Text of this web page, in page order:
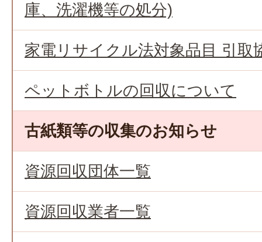
庫、洗濯機等の処分)
家電リサイクル法対象品目 引取
ペットボトルの回収について
古紙類等の収集のお知らせ
資源回収団体一覧
資源回収業者一覧